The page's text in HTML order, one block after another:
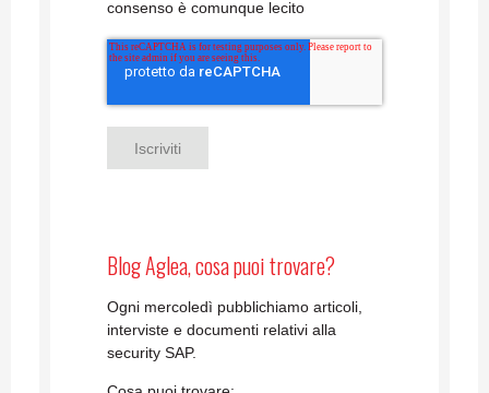
consenso è comunque lecito
Blog Aglea, cosa puoi trovare?
Ogni mercoledì pubblichiamo articoli,
interviste e documenti relativi alla
security SAP.